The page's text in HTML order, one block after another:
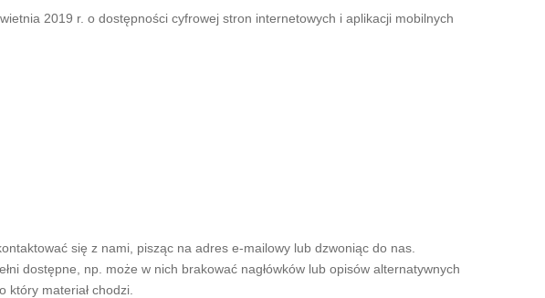
2019 r. o dostępności cyfrowej stron internetowych i aplikacji mobilnych
się z nami, pisząc na adres e-mailowy lub dzwoniąc do nas.
dostępne, np. może w nich brakować nagłówków lub opisów alternatywnych
materiał chodzi.